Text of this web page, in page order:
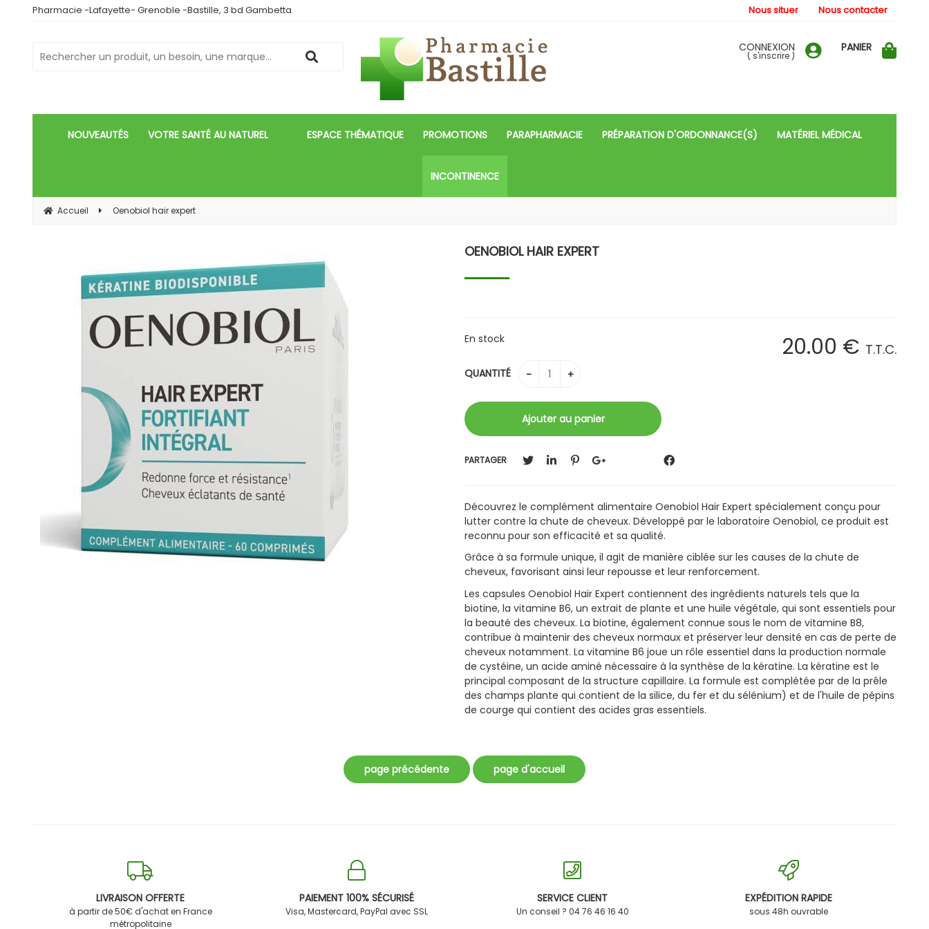
Pharmacie -Lafayette- Grenoble -Bastille, 3 bd Gambetta
CONNEXION
( s'inscrire )
PANIER
NOUVEAUTÉS VOTRE SANTÉ AU NATUREL ESPACE THÉMATIQUE PROMOTIONS PARAPHARMACIE PRÉPARATION D'ORDONNANCE(S) MATÉRIEL MÉDICAL
INCONTINENCE
Accueil Oenobiol hair expert
OENOBIOL HAIR EXPERT
20.00 € T.T.C.
En stock
QUANTITÉ
PARTAGER
Découvrez le complément alimentaire Oenobiol Hair Expert spécialement conçu pour
lutter contre la chute de cheveux. Développé par le laboratoire Oenobiol, ce produit est
reconnu pour son efficacité et sa qualité.
Grâce à sa formule unique, il agit de manière ciblée sur les causes de la chute de
cheveux, favorisant ainsi leur repousse et leur renforcement.
Les capsules Oenobiol Hair Expert contiennent des ingrédients naturels tels que la
biotine, la vitamine B6, un extrait de plante et une huile végétale, qui sont essentiels pour
la beauté des cheveux. La biotine, également connue sous le nom de vitamine B8,
contribue à maintenir des cheveux normaux et préserver leur densité en cas de perte de
cheveux notamment. La vitamine B6 joue un rôle essentiel dans la production normale
de cystéine, un acide aminé nécessaire à la synthèse de la kératine. La kératine est le
principal composant de la structure capillaire. La formule est complétée par de la prêle
des champs plante qui contient de la silice, du fer et du sélénium) et de l'huile de pépins
de courge qui contient des acides gras essentiels.
Nous situer Nous contacter
LIVRAISON OFFERTE
à partir de 50€ d'achat en France
métropolitaine
PAIEMENT 100% SÉCURISÉ
Visa, Mastercard, PayPal avec SSL
SERVICE CLIENT
Un conseil ? 04 76 46 16 40
EXPÉDITION RAPIDE
sous 48h ouvrable